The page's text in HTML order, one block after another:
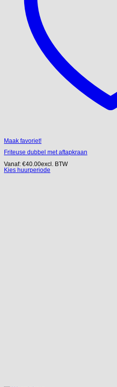
Maak favoriet!
Friteuse dubbel met aftapkraan
Vanaf: €40.00excl. BTW
Kies huurperiode